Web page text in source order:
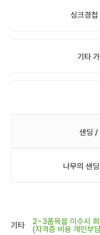
싱크경첩
기타
샌딩 /
나무의 샌
기타
2~3품목을 이수시
(자격증 비용 개인부